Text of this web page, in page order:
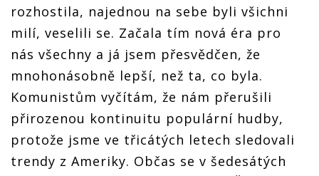
rozhostila, najednou na sebe byli všichni
milí, veselili se. Začala tím nová éra pro
nás všechny a já jsem přesvědčen, že
mnohonásobně lepší, než ta, co byla.
Komunistům vyčítám, že nám přerušili
přirozenou kontinuitu populární hudby,
protože jsme ve třicátých letech sledovali
trendy z Ameriky. Občas se v šedesátých